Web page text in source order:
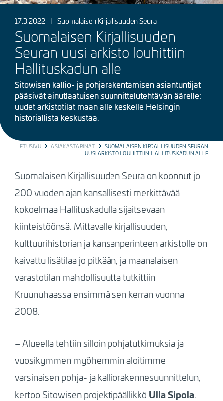
17.3.2022 | Suomalaisen Kirjallisuuden Seura
Suomalaisen Kirjallisuuden
Seuran uusi arkisto louhittiin
Hallituskadun alle
Sitowisen kallio- ja pohjarakentamisen asiantuntijat
pääsivät ainutlaatuisen suunnittelutehtävän äärelle:
uudet arkistotilat maan alle keskelle Helsingin
historiallista keskustaa.
BREADCRUMB
ETUSIVU ASIAKASTARINAT
SUOMALAISEN KIRJALLISUUDEN SEURAN
UUSI ARKISTO LOUHITTIIN HALLITUSKADUN ALLE
Suomalaisen Kirjallisuuden Seura on koonnut jo
200 vuoden ajan kansallisesti merkittävää
kokoelmaa Hallituskadulla sijaitsevaan
kiinteistöönsä. Mittavalle kirjallisuuden,
kulttuurihistorian ja kansanperinteen arkistolle on
kaivattu lisätilaa jo pitkään, ja maanalaisen
varastotilan mahdollisuutta tutkittiin
Kruunuhaassa ensimmäisen kerran vuonna
2008.
– Alueella tehtiin silloin pohjatutkimuksia ja
vuosikymmen myöhemmin aloitimme
varsinaisen pohja- ja kalliorakennesuunnittelun,
kertoo Sitowisen projektipäällikkö Ulla Sipola.